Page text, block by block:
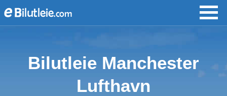
Bilutleie Manchester
Lufthavn